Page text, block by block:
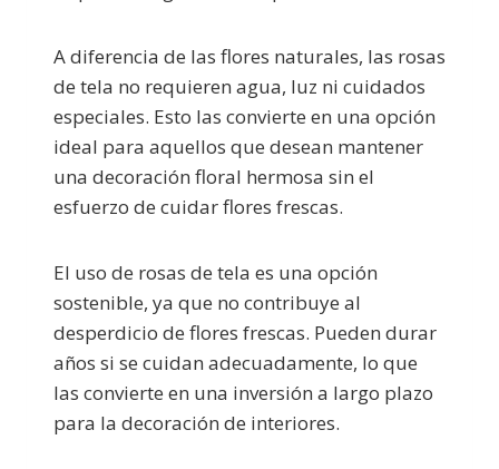
A diferencia de las flores naturales, las rosas
de tela no requieren agua, luz ni cuidados
especiales. Esto las convierte en una opción
ideal para aquellos que desean mantener
una decoración floral hermosa sin el
esfuerzo de cuidar flores frescas.
El uso de rosas de tela es una opción
sostenible, ya que no contribuye al
desperdicio de flores frescas. Pueden durar
años si se cuidan adecuadamente, lo que
las convierte en una inversión a largo plazo
para la decoración de interiores.